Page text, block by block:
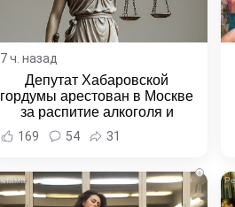
7 ч. назад
Депутат Хабаровской
гордумы арестован в Москве
за распитие алкоголя и
неповиновение полиции -
Новости Хабаровска и
169 54 31
i